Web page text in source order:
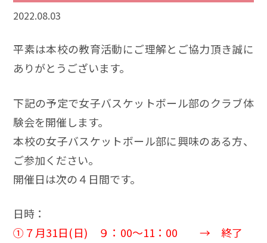
2022.08.03
平素は本校の教育活動にご理解とご協力頂き誠に
ありがとうございます。
下記の予定で女子バスケットボール部のクラブ体
験会を開催します。
本校の女子バスケットボール部に興味のある方、
ご参加ください。
開催日は次の４日間です。
日時：
➀７月31日(日) ９：00～11：00 → 終了